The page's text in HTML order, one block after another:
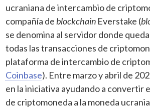
ucraniana de intercambio de
compañía de blockchain Everstake (
se denomina al servidor donde
todas las transacciones de
plataforma de intercambio de
Coinbase). Entre marzo y abril de
en la iniciativa ayudando a convertir
de criptomoneda a la moneda